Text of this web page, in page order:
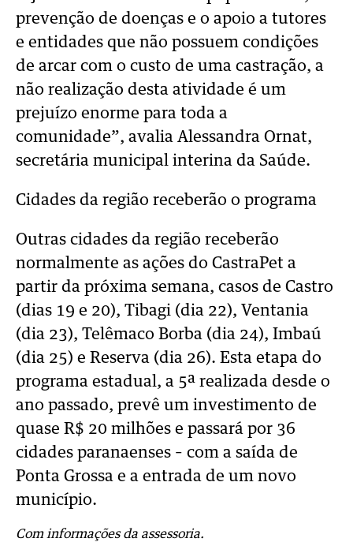
prevenção de doenças e o apoio a tutores
e entidades que não possuem condições
de arcar com o custo de uma castração, a
não realização desta atividade é um
prejuízo enorme para toda a
comunidade”, avalia Alessandra Ornat,
secretária municipal interina da Saúde.
Cidades da região receberão o programa
Outras cidades da região receberão
normalmente as ações do CastraPet a
partir da próxima semana, casos de Castro
(dias 19 e 20), Tibagi (dia 22), Ventania
(dia 23), Telêmaco Borba (dia 24), Imbaú
(dia 25) e Reserva (dia 26). Esta etapa do
programa estadual, a 5ª realizada desde o
ano passado, prevê um investimento de
quase R$ 20 milhões e passará por 36
cidades paranaenses – com a saída de
Ponta Grossa e a entrada de um novo
município.
Com informações da assessoria.